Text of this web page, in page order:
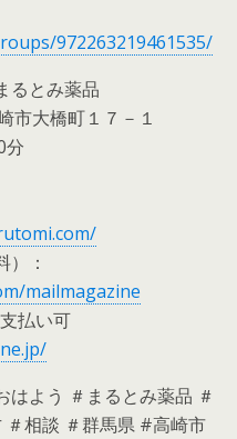
972263219461535/
るとみ薬品
市大橋町１７－１
分
：
mailmagazine
払い可
よう ＃まるとみ薬品 ＃
相談 ＃群馬県 #高崎市